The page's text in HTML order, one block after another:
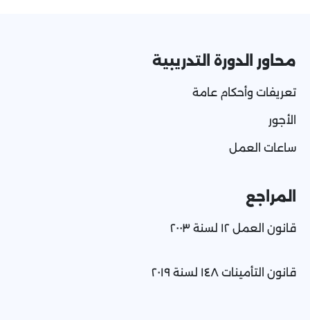
محاور الدورة التدريبية
تعريفات وأحكام عامة
الأجور
ساعات العمل
المراجع
قانون العمل ١٢ لسنة ٢٠٠٣
قانون التأمينات ١٤٨ لسنة ٢٠١٩